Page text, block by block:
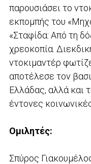
παρουσιάσει το
εκπομπής του
«Σταφίδα: Από τη
χρεοκοπία.
ντοκιμαντέρ
αποτέλεσε τον
Ελλάδας, αλλά και
έντονες
Ομιλητές:
Σπύρος